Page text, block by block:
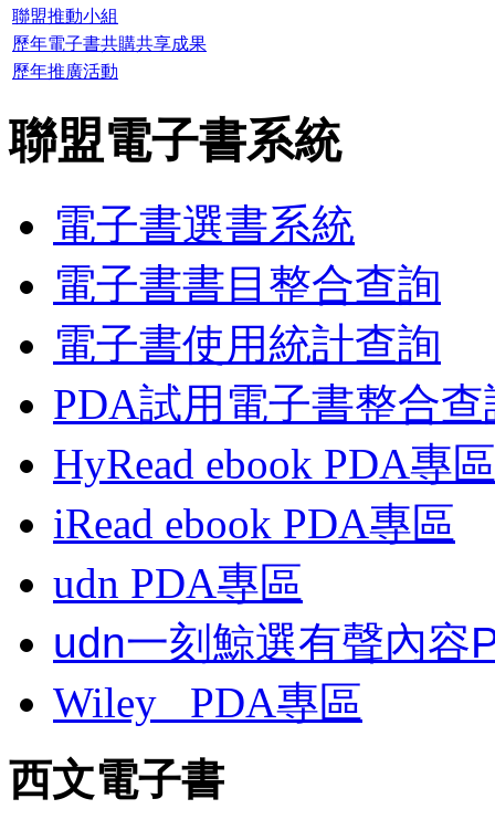
聯盟推動小組
歷年電子書共購共享成果
歷年推廣活動
聯盟電子書系統
電子書選書系統
電子書書目整合查詢
電子書使用統計查詢
PDA試用電子書整合查
HyRead ebook PDA專區
iRead ebook PDA專區
udn PDA專區
udn一刻鯨選有聲內容
Wiley
PDA專區
西文電子書